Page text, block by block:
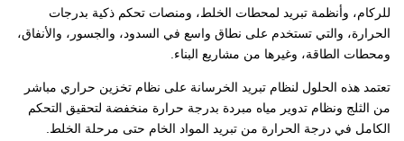
للركام، وأنظمة تبريد لمحطات الخلط، ومنصات تحكم ذكية بدرجات
الحرارة، والتي تستخدم على نطاق واسع في السدود، والجسور، والأنفاق،
ومحطات الطاقة، وغيرها من مشاريع البناء.
تعتمد هذه الحلول لنظام تبريد الخرسانة على نظام تخزين حراري مباشر
من الثلج ونظام تدوير مياه مبردة بدرجة حرارة منخفضة لتحقيق التحكم
الكامل في درجة الحرارة من تبريد المواد الخام حتى مرحلة الخلط.